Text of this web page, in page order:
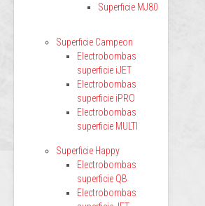
Superficie MJ80
Superficie Campeon
Electrobombas
superficie iJET
Electrobombas
superficie iPRO
Electrobombas
superficie MULTI
Superficie Happy
Electrobombas
superficie QB
Electrobombas